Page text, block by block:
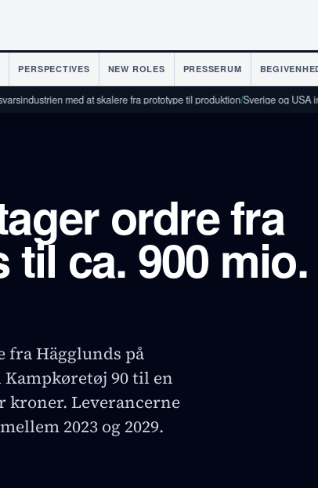
PERSPECTIVES NEW ROLES PRESSERUM
med at skalere fra prototype til produktion/Sverige og USA indgår
ordre fra
til ca. 900 mio.
fra Hägglunds på
90 til en
Leverancerne
2023 og 2029.